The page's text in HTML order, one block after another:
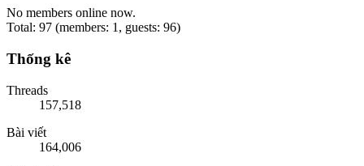
No members online now.
Total: 97 (members: 1, guests: 96)
Thống kê
Threads
157,518
Bài viết
164,006